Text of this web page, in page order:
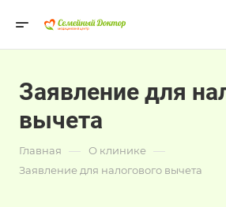
Заявление для
вычета
Главная — О клинике —
Заявление для налогового вычета